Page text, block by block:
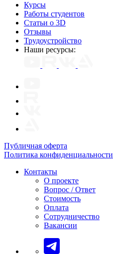
Курсы
Работы студентов
Статьи о 3D
Отзывы
Трудоустройство
Наши ресурсы:
Публичная оферта
Политика конфиденциальности
Контакты
О проекте
Вопрос / Ответ
Стоимость
Оплата
Сотрудничество
Вакансии